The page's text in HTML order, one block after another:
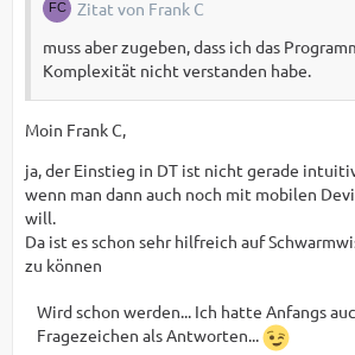
Zitat von Frank C
muss aber zugeben, dass ich das
Komplexität nicht verstanden habe.
Moin Frank C,
ja, der Einstieg in DT ist nicht gerade
wenn man dann auch noch mit mobilen
will.
Da ist es schon sehr hilfreich auf
zu können
Wird schon werden... Ich hatte Anfangs
Fragezeichen als Antworten...